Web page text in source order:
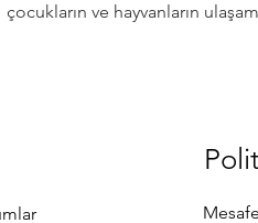
çocukların ve hayvanların